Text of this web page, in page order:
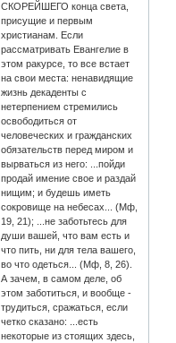
СКОРЕЙШЕГО конца света,
присущие и первым
христианам. Если
рассматривать Евангелие в
этом ракурсе, то все встает
на свои места: ненавидящие
жизнь декаденты с
нетерпением стремились
освободиться от
человеческих и гражданских
обязательств перед миром и
вырваться из него: ...пойди
продай имение свое и раздай
нищим; и будешь иметь
сокровище на небесах... (Мф,
19, 21); ...не заботьтесь для
души вашей, что вам есть и
что пить, ни для тела вашего,
во что одеться... (Мф, 8, 26).
А зачем, в самом деле, об
этом заботиться, и вообще -
трудиться, сражаться, если
четко сказано: ...есть
некоторые из стоящих здесь,